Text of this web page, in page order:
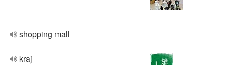
shopping mall
kraj